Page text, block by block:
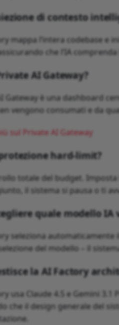
di contesto
mappa l’intera codebase
che l’IA
AI Gateway?
Gateway è una dashboard
vengono consumati e da
sul Private AI Gateway
protezione hard-limit?
totale del budget.
il sistema si pausa o ti
quale modello
seleziona
del modello – il
la AI Factory
usa Claude 4.5 e Gemini
che il design generale del